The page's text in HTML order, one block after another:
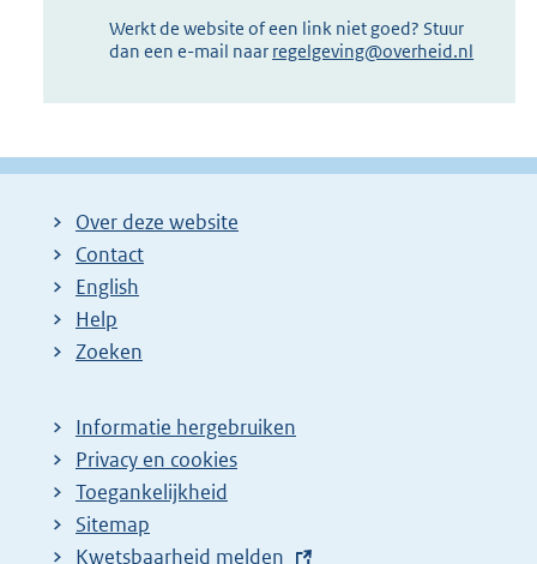
Werkt de website of een link niet goed? Stuur
dan een e-mail naar regelgeving@overheid.nl
Over deze website
Contact
English
Help
Zoeken
Informatie hergebruiken
Privacy en cookies
Toegankelijkheid
Sitemap
E
Kwetsbaarheid melden